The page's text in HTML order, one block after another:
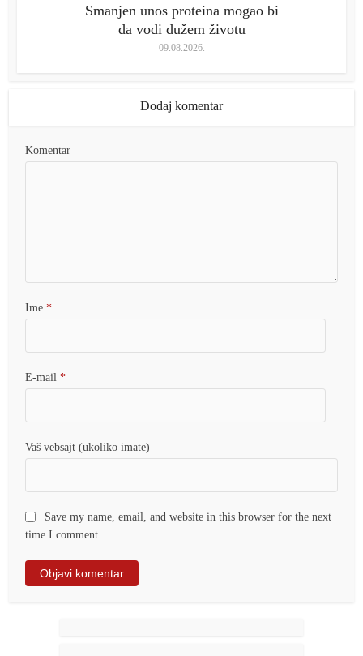
Smanjen unos proteina mogao bi
da vodi dužem životu
09.08.2026.
Dodaj komentar
Komentar
Ime*
E-mail*
Vaš vebsajt (ukoliko imate)
Save my name, email, and website in this browser for the next
time I comment.